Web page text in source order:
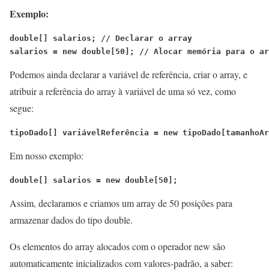
Exemplo:
double[] salarios;
// Declarar o array
salarios = new double[50];
// Alocar memória para o
Podemos ainda declarar a variável de referência, criar o array, e
atribuir a referência do array à variável de uma só vez, como
segue:
tipoDado[] variávelReferência = new
Em nosso exemplo:
double[] salarios = new double[50];
Assim, declaramos e criamos um array de 50 posições para
armazenar dados do tipo double.
Os elementos do array alocados com o operador new são
automaticamente inicializados com valores-padrão, a saber: